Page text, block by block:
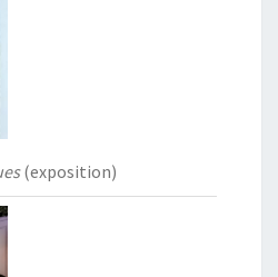
(exposition)